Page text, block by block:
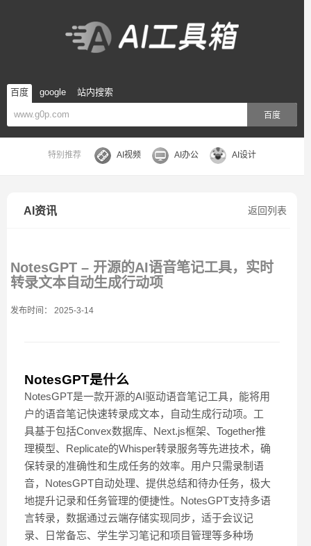
百度 google 站内搜索
百度
特别推荐 AI视频 AI办公 AI设计
返回列表
AI资讯
NotesGPT – 开源的AI语音笔记工具，实时
转录文本自动生成行动项
发布时间： 2025-3-14
NotesGPT是什么
NotesGPT是一款开源的AI驱动语音笔记工具，能将用
户的语音笔记快速转录成文本，自动生成行动项。工
具基于包括Convex数据库、Next.js框架、Together推
理模型、Replicate的Whisper转录服务等先进技术，确
保转录的准确性和生成任务的效率。用户只需录制语
音，NotesGPT自动处理、提供总结和待办任务，极大
地提升记录和任务管理的便捷性。NotesGPT支持多语
言转录，数据通过云端存储实现同步，适于会议记
录、日常备忘、学生学习笔记和项目管理等多种场